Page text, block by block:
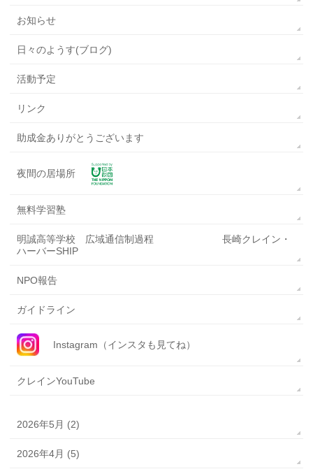
お知らせ
日々のようす(ブログ)
活動予定
リンク
助成金ありがとうございます
夜間の居場所
無料学習塾
明誠高等学校 広域通信制過程 長崎クレイン・
ハーバーSHIP
NPO報告
ガイドライン
Instagram（インスタも見てね）
クレインYouTube
2026年5月 (2)
2026年4月 (5)